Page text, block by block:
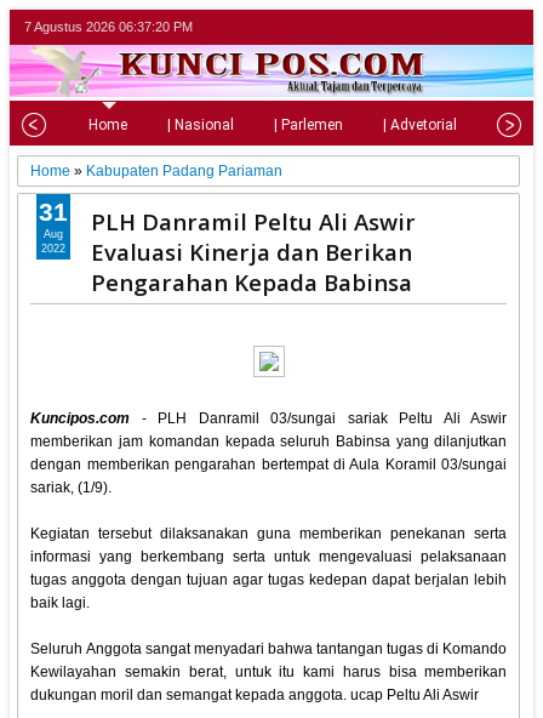
7 Agustus 2026 06:37:22 PM
Home | Nasional | Parlemen | Advetorial |
Home » Kabupaten Padang Pariaman
PLH Danramil Peltu Ali Aswir
Evaluasi Kinerja dan Berikan
Pengarahan Kepada Babinsa
Kuncipos.com - PLH Danramil 03/sungai sariak Peltu Ali Aswir
memberikan jam komandan kepada seluruh Babinsa yang dilanjutkan
dengan memberikan pengarahan bertempat di Aula Koramil 03/sungai
sariak, (1/9).
Kegiatan tersebut dilaksanakan guna memberikan penekanan serta
informasi yang berkembang serta untuk mengevaluasi pelaksanaan
tugas anggota dengan tujuan agar tugas kedepan dapat berjalan lebih
baik lagi.
Seluruh Anggota sangat menyadari bahwa tantangan tugas di Komando
Kewilayahan semakin berat, untuk itu kami harus bisa memberikan
dukungan moril dan semangat kepada anggota. ucap Peltu Ali Aswir
31
Aug
2022